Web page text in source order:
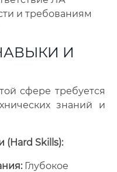
и требованиям
И
сфере требуется
знаний и
Skills):
Глубокое